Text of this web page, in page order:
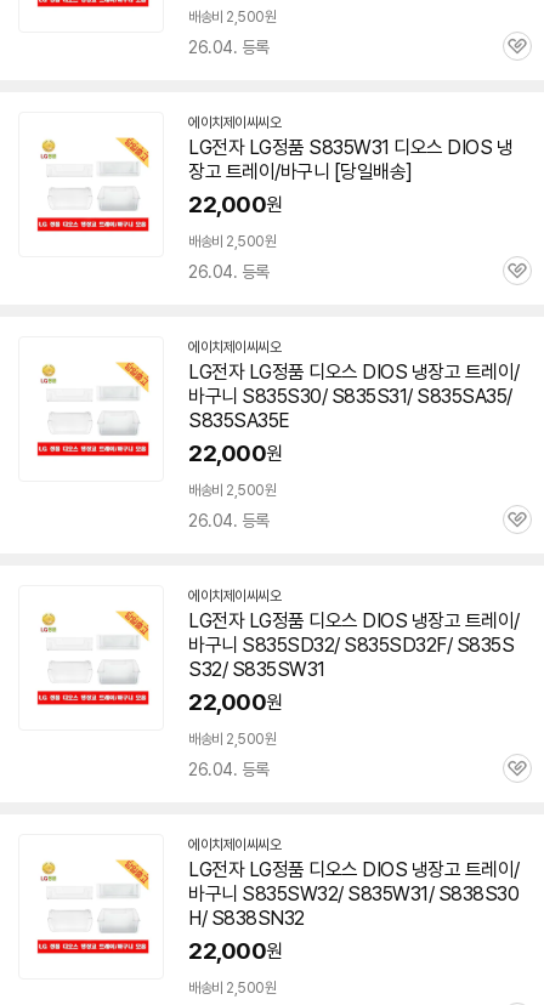
배송비 2,500원
26.04. 등록
관
에이치제이씨씨오네
이
버
페
이
LG전자 LG정품 S835W31 디오스 DIOS 냉
장고 트레이/바구니 [당일배송]
22,000원
배송비 2,500원
26.04. 등록
관
에이치제이씨씨오네
이
버
페
LG전자 LG정품 디오스 DIOS 냉장고 트레이/
바구니 S835S30/ S835S31/ S835SA35/
S835SA35E
22,000원
배송비 2,500원
26.04. 등록
관
에이치제이씨씨오네
이
버
페
LG전자 LG정품 디오스 DIOS 냉장고 트레이/
바구니 S835SD32/ S835SD32F/ S835S
S32/ S835SW31
22,000원
배송비 2,500원
26.04. 등록
관
에이치제이씨씨오네
이
버
페
LG전자 LG정품 디오스 DIOS 냉장고 트레이/
바구니 S835SW32/ S835W31/ S838S30
H/ S838SN32
22,000원
배송비 2,500원